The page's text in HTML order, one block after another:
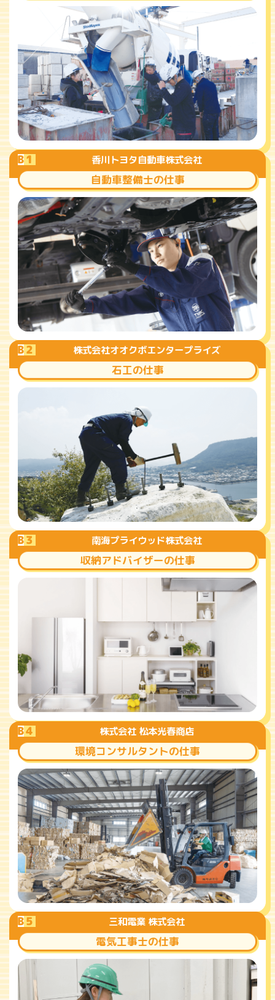
B1 香川トヨタ自動車株式会社
自動車整備士の仕事
B2 株式会社オオクボエンタープライズ
石工の仕事
B3 南海プライウッド株式会社
収納アドバイザーの仕事
B4 株式会社 松本光春商店
環境コンサルタントの仕事
B5 三和電業 株式会社
電気工事士の仕事